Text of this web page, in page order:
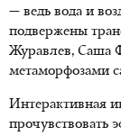
— ведь вода и
подвержены
Журавлев, Саша
метаморфозами
Интерактивная
прочувствовать